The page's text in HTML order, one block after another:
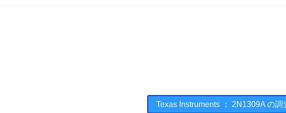
Texas Instruments ： 2N1309A の